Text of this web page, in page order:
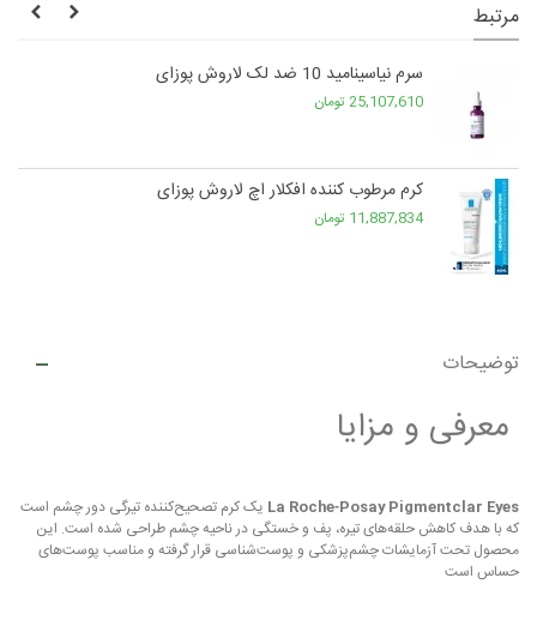
مرتبط
سرم نیاسینامید 10 ضد لک لاروش پوزای
25,107,610 تومان
کرم مرطوب کننده افکلار اچ لاروش پوزای
11,887,834 تومان
توضیحات
معرفی و مزایا
La Roche‑Posay Pigmentclar Eyes یک کرم تصحیح‌کننده تیرگی دور چشم است
که با هدف کاهش حلقه‌های تیره، پف و خستگی در ناحیه چشم طراحی شده است. این
محصول تحت آزمایشات چشم‌پزشکی و پوست‌شناسی قرار گرفته و مناسب پوست‌های
حساس است